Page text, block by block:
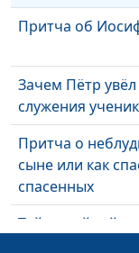
Притча об
Зачем Пётр увёл
служения
Притча о
сыне или как
спасенных
Тайны тайной